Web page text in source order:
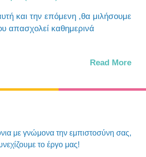
και την επόμενη ,θα μιλήσουμε
απασχολεί καθημερινά
Read More
με γνώμονα την εμπιστοσύνη σας,
το έργο μας!